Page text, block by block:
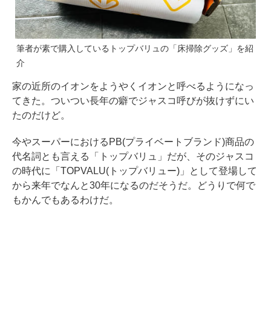
筆者が素で購入しているトップバリュの「床掃除グッズ」を紹
介
家の近所のイオンをようやくイオンと呼べるようになっ
てきた。ついつい長年の癖でジャスコ呼びが抜けずにい
たのだけど。
今やスーパーにおけるPB(プライベートブランド)商品の
代名詞とも言える「トップバリュ」だが、そのジャスコ
の時代に「TOPVALU(トップバリュー)」として登場して
から来年でなんと30年になるのだそうだ。どうりで何で
もかんでもあるわけだ。